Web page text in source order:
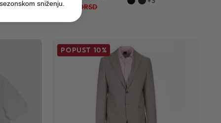
6,500.00RSD
POPUST 10%
sniženju.